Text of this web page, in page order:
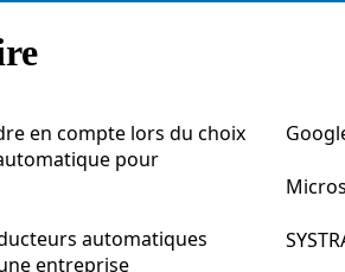
en compte lors du choix
pour
automatiques
entreprise